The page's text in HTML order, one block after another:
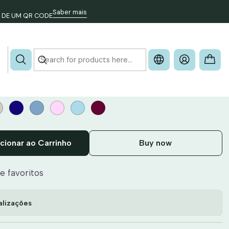
DE UM QR CODESaber mais
- PERLON 18
ao Carrinho Buy now
favoritos